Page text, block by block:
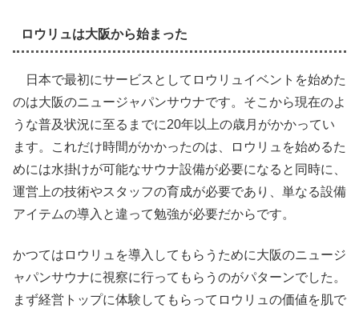
ロウリュは大阪から始まった
日本で最初にサービスとしてロウリュイベントを始めた
のは大阪のニュージャパンサウナです。そこから現在のよ
うな普及状況に至るまでに20年以上の歳月がかかってい
ます。これだけ時間がかかったのは、ロウリュを始めるた
めには水掛けが可能なサウナ設備が必要になると同時に、
運営上の技術やスタッフの育成が必要であり、単なる設備
アイテムの導入と違って勉強が必要だからです。
かつてはロウリュを導入してもらうために大阪のニュージ
ャパンサウナに視察に行ってもらうのがパターンでした。
まず経営トップに体験してもらってロウリュの価値を肌で